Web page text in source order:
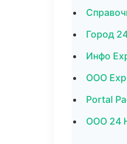
Город
Инфо
ООО
Portal
ООО 24